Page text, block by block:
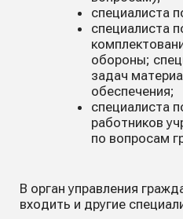
специалиста
специалиста
обороны;
задач
обеспечения;
специалиста
работников
по вопросам
В орган управления
входить и другие